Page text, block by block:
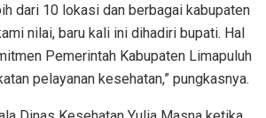
dari 10 lokasi dan berbagai kabupaten
nilai, baru kali ini dihadiri bupati. Hal
Pemerintah Kabupaten Limapuluh
pelayanan kesehatan,” pungkasnya.